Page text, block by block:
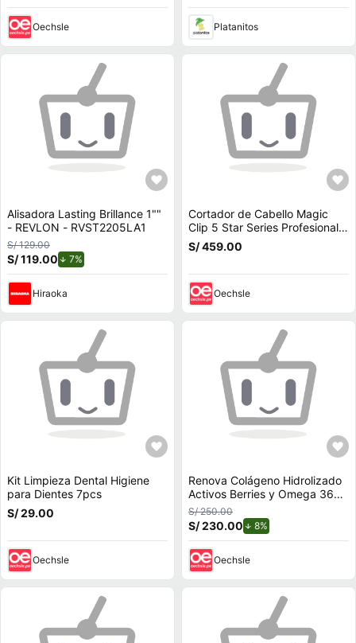
Oechsle Platanitos
Alisadora Lasting Brillance 1""
- REVLON - RVST2205LA1
S/ 129.00
S/ 119.00 7%
Hiraoka
Cortador de Cabello Magic
Clip 5 Star Series Profesional
Wahl 8451 318
S/ 459.00
Oechsle
Kit Limpieza Dental Higiene
para Dientes 7pcs
S/ 29.00
Oechsle
Renova Colágeno Hidrolizado
Activos Berries y Omega 360
Suplemento Omega 3
S/ 250.00
S/ 230.00 8%
Oechsle